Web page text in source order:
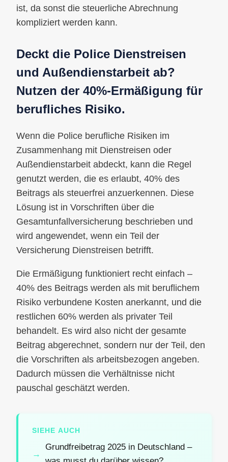
ist, da sonst die steuerliche Abrechnung
kompliziert werden kann.
Deckt die Police Dienstreisen
und Außendienstarbeit ab?
Nutzen der 40%-Ermäßigung für
berufliches Risiko.
Wenn die Police berufliche Risiken im
Zusammenhang mit Dienstreisen oder
Außendienstarbeit abdeckt, kann die Regel
genutzt werden, die es erlaubt, 40% des
Beitrags als steuerfrei anzuerkennen. Diese
Lösung ist in Vorschriften über die
Gesamtunfallversicherung beschrieben und
wird angewendet, wenn ein Teil der
Versicherung Dienstreisen betrifft.
Die Ermäßigung funktioniert recht einfach –
40% des Beitrags werden als mit beruflichem
Risiko verbundene Kosten anerkannt, und die
restlichen 60% werden als privater Teil
behandelt. Es wird also nicht der gesamte
Beitrag abgerechnet, sondern nur der Teil, den
die Vorschriften als arbeitsbezogen angeben.
Dadurch müssen die Verhältnisse nicht
pauschal geschätzt werden.
SIEHE AUCH
Grundfreibetrag 2025 in Deutschland –